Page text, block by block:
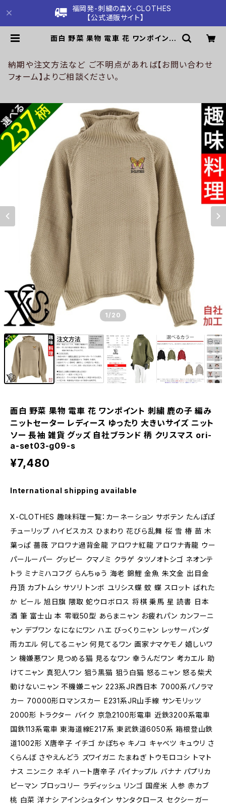
福岡発-刺繍の森X-CLOTHES
【公式通販サイト】
面白 野菜 果物 電車 花 ワンポイント
トソー 長袖 雑貨 グッズ 自社ブランド
柄 クリスマス ori-a-set03-g09-
s | 刺繍の森X-CLOTHES【公式通
納期や注文方法など ご不明点があれば【お問い合わせ
フォーム】よりご相談ください。
1 /20
面白 野菜 果物 電車 花 ワンポイント 刺繍 鹿の子 編み
ニットセーター レディース ゆったり 大きいサイズ ニット
ソー 長袖 雑貨 グッズ 自社ブランド 柄 クリスマス ori-
a-set03-g09-s
¥7,480
International shipping available
X-CLOTHES 趣味料理一覧：カーネーション サボテン たんぽぽ
チューリップ ハイビスカス ひまわり 花びら乱舞 桜 雪 椿 苗 木
葉っぱ 薔薇 アロワナ過背金龍 アロワナ紅龍 アロワナ青龍 ウー
パールーパー グッピー クマノミ クラゲ タツノオトシゴ ネオンテ
トラ ミナミハコフグ らんちゅう 海老 錦鯉 金魚 朱文金 出目金
丹頂 カブトムシ サソリ トンボ ユリシス蝶 蚊 蝶 スロット ばれた
か ビール 旭日旗 隈取 蛇ウロボロス 将棋 乗馬 星 読書 日本
酒 筆 富士山 本 零戦50型 あらまニャン お疲れパン カンフーニ
ャン デブワン なになにワン ハエ びっくりニャン レッサーパンダ
雨カエル 何してるニャン 何見てるワン 画家ナマケモノ 嬉しいワ
ン 機嫌悪ワン 見つめる猫 見るなワン 幸うんだワン 考カエル 助
けてニャン 真犯人ワン 狙う黒猫 狙う白猫 怒るニャン 怒る柴犬
動けないニャン 不機嫌ニャン 223系JR西日本 7000系パノラマ
カー 70000形ロマンスカー E231系JR山手線 サンモリッツ
2000形 トラクター バイク 京急2100形電車 近鉄3200系電車
国鉄113系電車 東海道線E217系 東武鉄道6050系 箱根登山鉄
道1002形 X唐辛子 イチゴ かぼちゃ キノコ キャベツ キュウリ さ
くらんぼ さやえんどう ズワイガニ たまねぎ トウモロコシ トマト
ナス ニンニク ネギ ハート唐辛子 パイナップル バナナ パプリカ
ピーマン ブロッコリー ラディッシュ リンゴ 国産米 人参 赤カブ
桃 白菜 洋ナシ アインシュタイン サンタクロース セクシーガー